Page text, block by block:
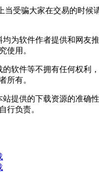
当受骗大家在交易的时候
均为软件作者提供和网友
使用。
的软件等不拥有任何权利
所有。
站提供的下载资源的准确
行负责。